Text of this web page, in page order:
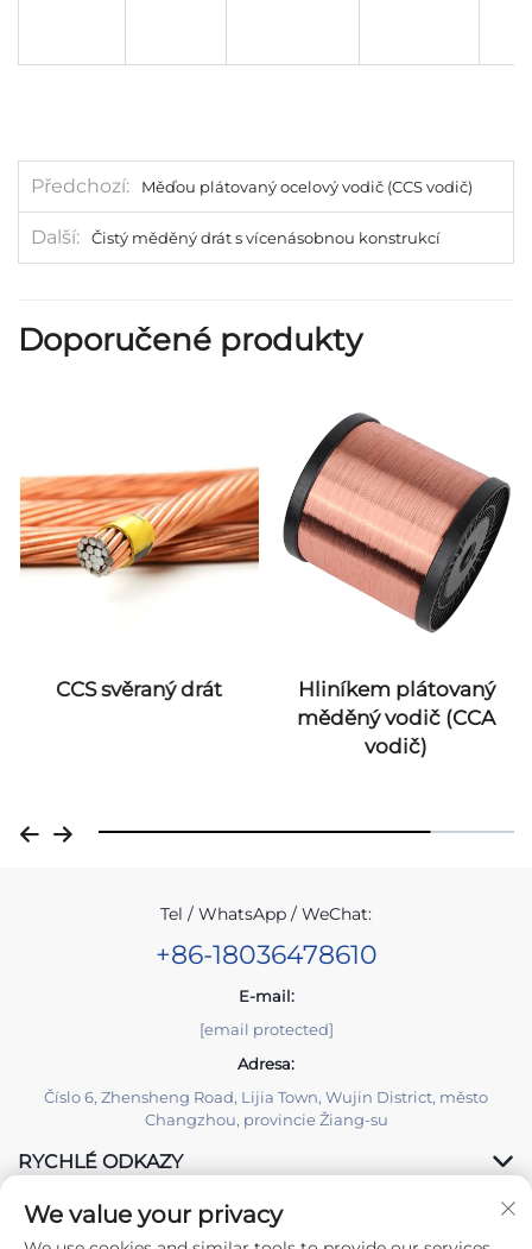
Předchozí Měďou plátovaný ocelový vodič (CCS vodič)
Další Čistý měděný drát s vícenásobnou konstrukcí
Doporučené produkty
CCS svěraný drát
Hliníkem plátovaný
měděný vodič (CCA
vodič)
Tel / WhatsApp / WeChat:
+86-18036478610
E-mail:
[email protected]
Adresa:
Číslo 6, Zhensheng Road, Lijia Town, Wujin District, město
Changzhou, provincie Žiang-su
RYCHLÉ ODKAZY
PRODUKTY
We value your privacy